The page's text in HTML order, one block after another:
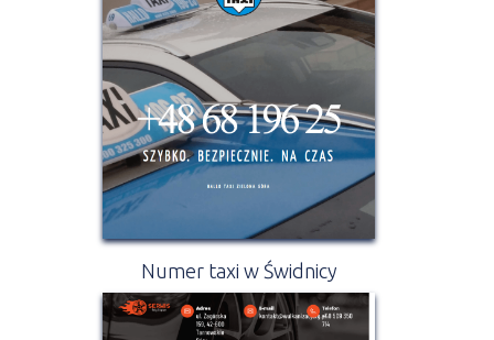
Numer taxi w Świdnicy